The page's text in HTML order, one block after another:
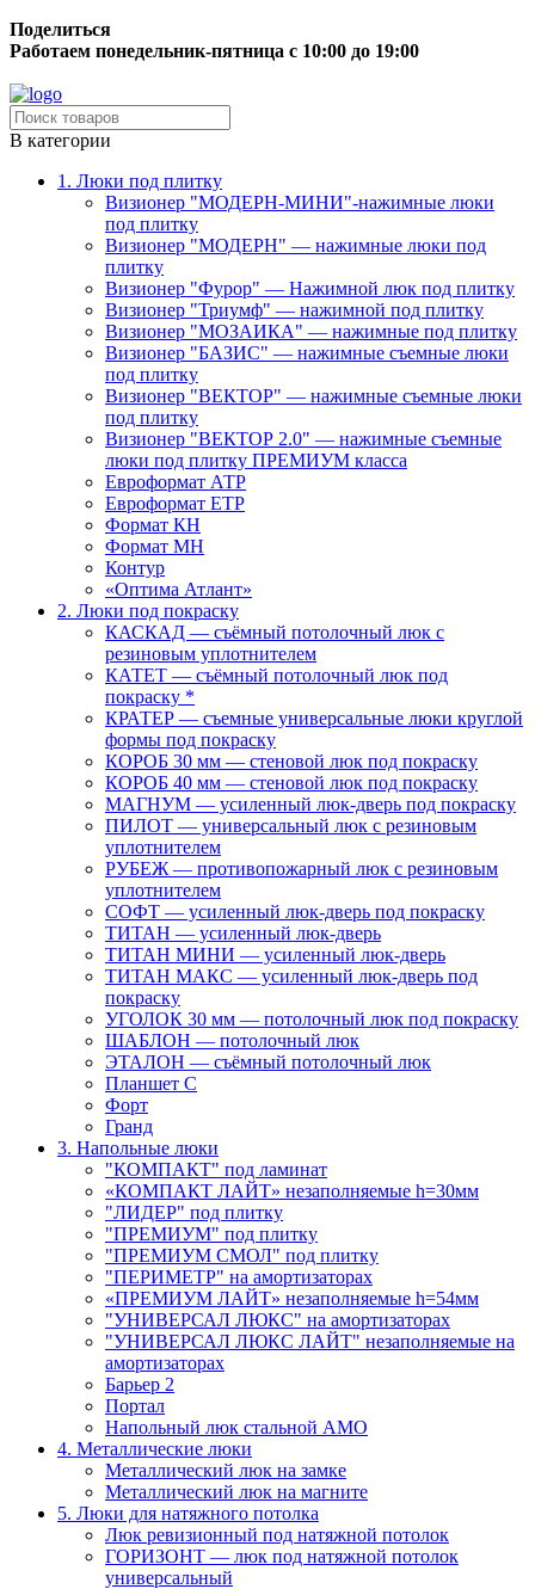
Поделиться
Работаем понедельник-пятница с 10:00 до 19:00
В категории
1. Люки под плитку
Визионер "МОДЕРН-МИНИ"-нажимные люки
под плитку
Визионер "МОДЕРН" — нажимные люки под
плитку
Визионер "Фурор" — Нажимной люк под плитку
Визионер "Триумф" — нажимной под плитку
Визионер "МОЗАИКА" — нажимные под плитку
Визионер "БАЗИС" — нажимные съемные люки
под плитку
Визионер "ВЕКТОР" — нажимные съемные люки
под плитку
Визионер "ВЕКТОР 2.0" — нажимные съемные
люки под плитку ПРЕМИУМ класса
Евроформат АТР
Евроформат ЕТР
Формат КН
Формат МН
Контур
«Оптима Атлант»
2. Люки под покраску
КАСКАД — съёмный потолочный люк с
резиновым уплотнителем
КАТЕТ — съёмный потолочный люк под
покраску *
КРАТЕР — съемные универсальные люки круглой
формы под покраску
КОРОБ 30 мм — стеновой люк под покраску
КОРОБ 40 мм — стеновой люк под покраску
МАГНУМ — усиленный люк-дверь под покраску
ПИЛОТ — универсальный люк с резиновым
уплотнителем
РУБЕЖ — противопожарный люк с резиновым
уплотнителем
СОФТ — усиленный люк-дверь под покраску
ТИТАН — усиленный люк-дверь
ТИТАН МИНИ — усиленный люк-дверь
ТИТАН МАКС — усиленный люк-дверь под
покраску
УГОЛОК 30 мм — потолочный люк под покраску
ШАБЛОН — потолочный люк
ЭТАЛОН — съёмный потолочный люк
Планшет С
Форт
Гранд
3. Напольные люки
"КОМПАКТ" под ламинат
«КОМПАКТ ЛАЙТ» незаполняемые h=30мм
"ЛИДЕР" под плитку
"ПРЕМИУМ" под плитку
"ПРЕМИУМ СМОЛ" под плитку
"ПЕРИМЕТР" на амортизаторах
«ПРЕМИУМ ЛАЙТ» незаполняемые h=54мм
"УНИВЕРСАЛ ЛЮКС" на амортизаторах
"УНИВЕРСАЛ ЛЮКС ЛАЙТ" незаполняемые на
амортизаторах
Барьер 2
Портал
Напольный люк стальной АМО
4. Металлические люки
Металлический люк на замке
Металлический люк на магните
5. Люки для натяжного потолка
Люк ревизионный под натяжной потолок
ГОРИЗОНТ — люк под натяжной потолок
универсальный